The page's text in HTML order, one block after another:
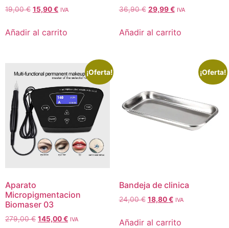
19,00€ 15,90€ IVA
Añadir al carrito
36,90€ 29,99€ IVA
Añadir al carrito
¡Oferta!
Aparato
Micropigmentacion
Biomaser 03
279,00€ 145,00€ IVA
¡Oferta!
Bandeja de clinica
24,00€ 18,80€ IVA
Añadir al carrito